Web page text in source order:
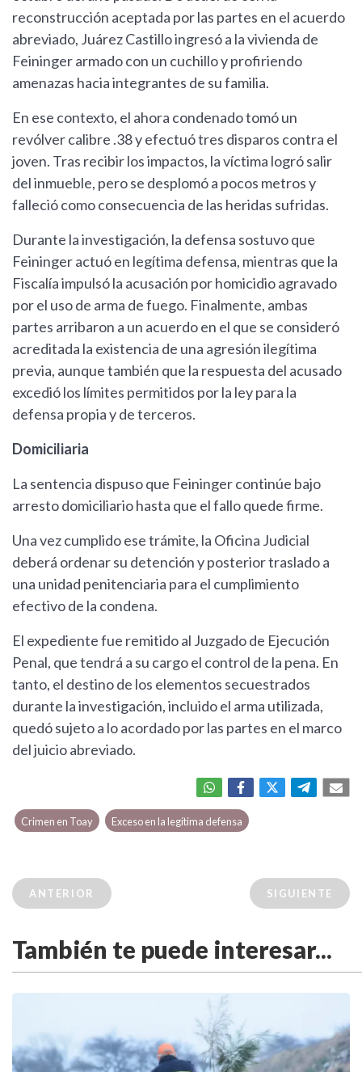
reconstrucción aceptada por las partes en el acuerdo
abreviado, Juárez Castillo ingresó a la vivienda de
Feininger armado con un cuchillo y profiriendo
amenazas hacia integrantes de su familia.
En ese contexto, el ahora condenado tomó un
revólver calibre .38 y efectuó tres disparos contra el
joven. Tras recibir los impactos, la víctima logró salir
del inmueble, pero se desplomó a pocos metros y
falleció como consecuencia de las heridas sufridas.
Durante la investigación, la defensa sostuvo que
Feininger actuó en legítima defensa, mientras que la
Fiscalía impulsó la acusación por homicidio agravado
por el uso de arma de fuego. Finalmente, ambas
partes arribaron a un acuerdo en el que se consideró
acreditada la existencia de una agresión ilegítima
previa, aunque también que la respuesta del acusado
excedió los límites permitidos por la ley para la
defensa propia y de terceros.
Domiciliaria
La sentencia dispuso que Feininger continúe bajo
arresto domiciliario hasta que el fallo quede firme.
Una vez cumplido ese trámite, la Oficina Judicial
deberá ordenar su detención y posterior traslado a
una unidad penitenciaria para el cumplimiento
efectivo de la condena.
El expediente fue remitido al Juzgado de Ejecución
Penal, que tendrá a su cargo el control de la pena. En
tanto, el destino de los elementos secuestrados
durante la investigación, incluido el arma utilizada,
quedó sujeto a lo acordado por las partes en el marco
del juicio abreviado.
Crimen en Toay Exceso en la legítima defensa
ANTERIOR SIGUIENTE
También te puede interesar...